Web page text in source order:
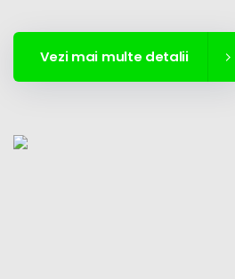
Vezi mai multe detalii